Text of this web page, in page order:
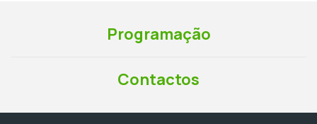
Programação
Contactos